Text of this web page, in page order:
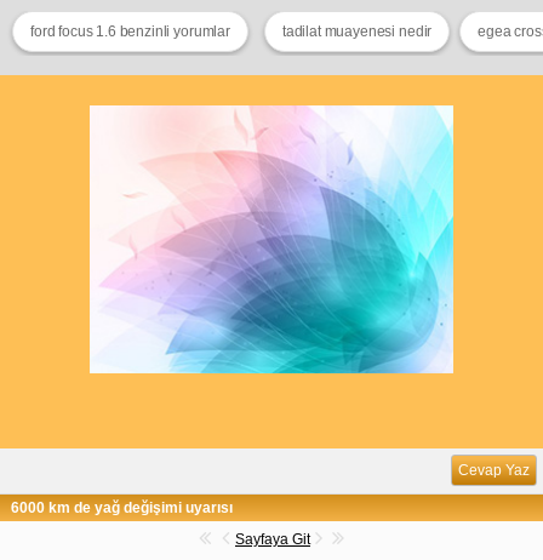
ford focus 1.6 benzinli yorumlar tadilat muayenesi nedir egea
Cevap Yaz
6000 km de yağ değişimi uyarısı
Sayfaya Git